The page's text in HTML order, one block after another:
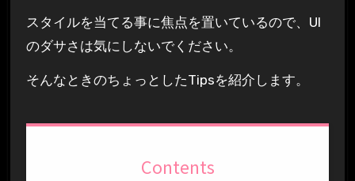
スタイルを当てる事に焦点を置いているので、UI
のダサさは気にしないでください。
そんなときのちょっとしたTipsを紹介します。
Contents